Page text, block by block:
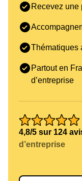
Recevez une
Thématiques
Partout en
d’entreprise
4,8/5 sur 124
d’entreprise